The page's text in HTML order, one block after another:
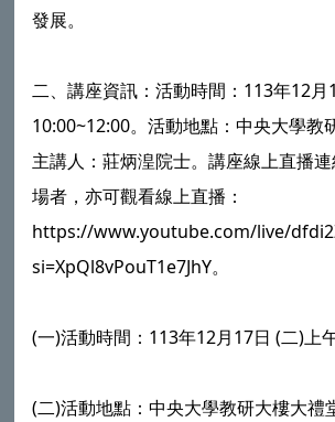
發展。
二、講座資訊：活動時間：113年12月
10:00~12:00。活動地點：中央大學教
主講人：莊炳湟院士。講座線上直播
場者，亦可觀看線上直播：
https://www.youtube.com/live/
si=XpQl8vPouT1e7JhY。
(一)活動時間：113年12月17日 (二)上
(二)活動地點：中央大學教研大樓大禮